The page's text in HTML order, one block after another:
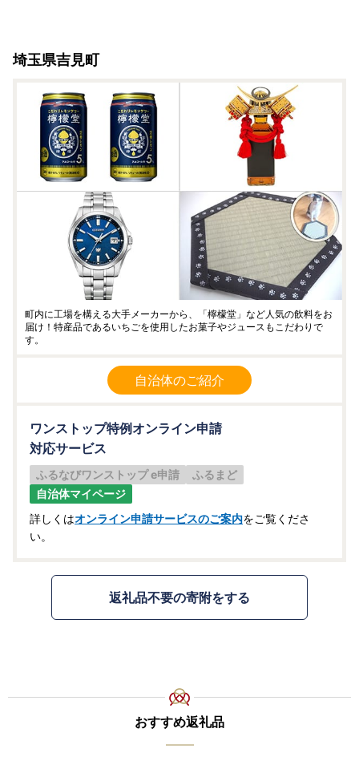
埼玉県吉見町
町内に工場を構える大手メーカーから、「檸檬堂」など人気の飲料をお
届け！特産品であるいちごを使用したお菓子やジュースもこだわりで
す。
自治体のご紹介
ワンストップ特例オンライン申請
対応サービス
ふるなびワンストップ e申請
ふるまど
自治体マイページ
詳しくはオンライン申請サービスのご案内をご覧くださ
い。
返礼品不要の寄附をする
おすすめ返礼品